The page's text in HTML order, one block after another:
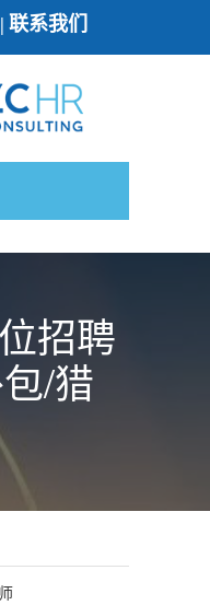
| 联系我们
招聘
/猎